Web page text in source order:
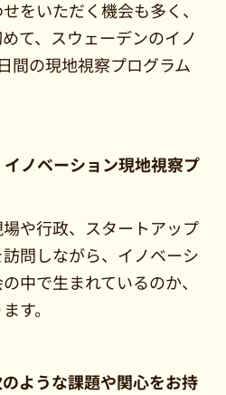
をいただく機会も多く、
て、スウェーデンのイノ
間の現地視察プログラム
イノベーション現地視察プ
や行政、スタートアップ
問しながら、イノベーシ
中で生まれているのか、
す。
ような課題や関心をお持